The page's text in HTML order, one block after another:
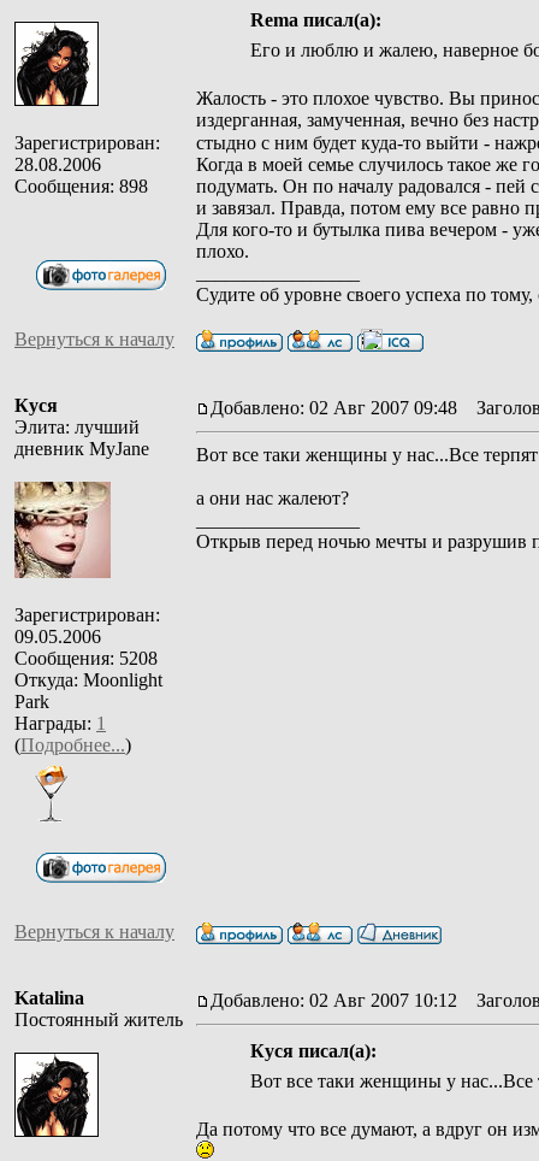
Зарегистрирован:
28.08.2006
Сообщения: 898
Rema писал(а):
Его и люблю и жалею, наверное
Жалость - это плохое чувство. Вы
издерганная, замученная, вечно без
стыдно с ним будет куда-то выйти -
Когда в моей семье случилось такое же
подумать. Он по началу радовался - пей
и завязал. Правда, потом ему все равно
Для кого-то и бутылка пива вечером -
плохо.
Судите об уровне своего успеха по
Вернуться к началу
Куся
Элита: лучший
дневник MyJane
Зарегистрирован:
09.05.2006
Сообщения: 5208
Откуда: Moonlight
Park
Награды: 1
(Подробнее...)
Добавлено: 02 Авг 2007 09:48
Вот все таки женщины у нас...Все
а они нас жалеют?
Открыв перед ночью мечты и разрушив
Вернуться к началу
Katalina
Постоянный житель
Добавлено: 02 Авг 2007 10:12
Куся писал(а):
Вот все таки женщины у
Да потому что все думают, а вдруг он